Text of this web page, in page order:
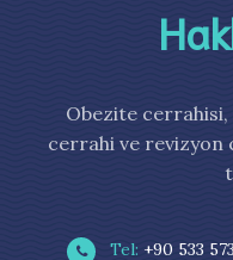
Obezite cerrahisi,
cerrahi ve revizyon
Tel: +90 533